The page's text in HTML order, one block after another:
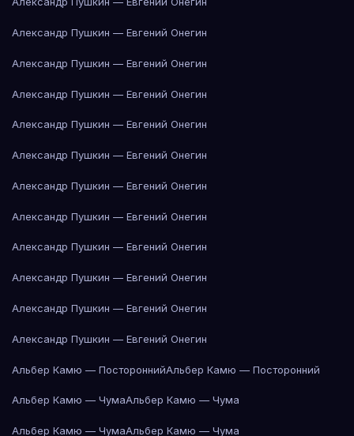
Александр Пушкин — Евгений Онегин
Александр Пушкин — Евгений Онегин
Александр Пушкин — Евгений Онегин
Александр Пушкин — Евгений Онегин
Александр Пушкин — Евгений Онегин
Александр Пушкин — Евгений Онегин
Александр Пушкин — Евгений Онегин
Александр Пушкин — Евгений Онегин
Александр Пушкин — Евгений Онегин
Александр Пушкин — Евгений Онегин
Александр Пушкин — Евгений Онегин
Альбер Камю — ПостороннийАльбер Камю — Посторонний
Альбер Камю — ЧумаАльбер Камю — Чума
Альбер Камю — ЧумаАльбер Камю — Чума